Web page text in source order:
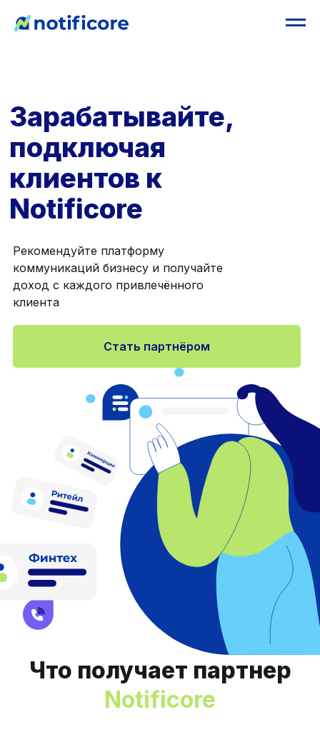
Зарабатывайте,
подключая
клиентов к
Notificore
Рекомендуйте платформу
коммуникаций бизнесу и получайте
доход с каждого привлечённого
клиента
Стать партнёром
Что получает партнер
Notificore